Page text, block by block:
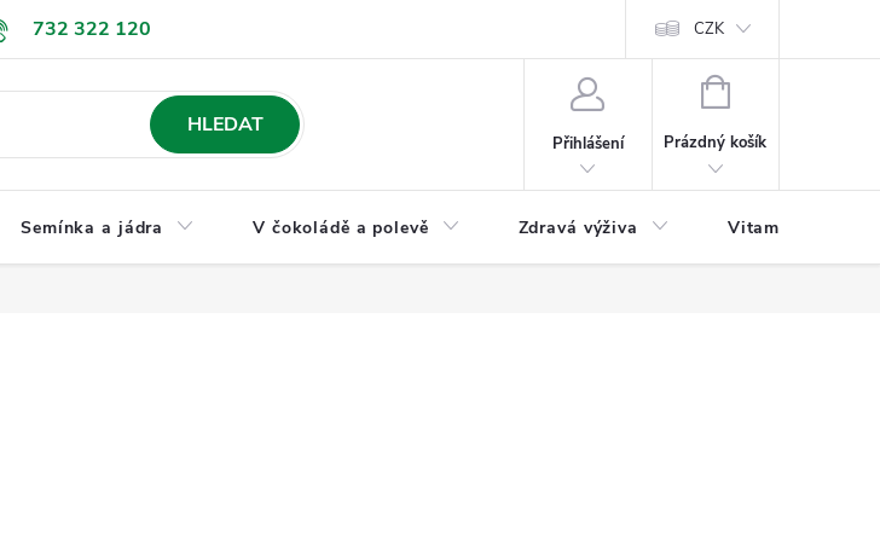
732 322 120
údajů Jak nakupovat Formulář pro odstoupení od
CZK
HLEDAT
Přihlášení
NÁKUPNÍ
Prázdný košík
Semínka a jádra V čokoládě a polevě Zdravá výživa Vitamíny a